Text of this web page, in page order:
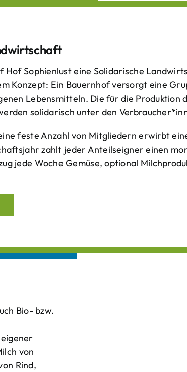
Hof Sophienlust eine Solidarische
Konzept: Ein Bauern­hof versorgt eine
Lebens­mitteln. Die für die Produktion
solidarisch unter den
feste Anzahl von Mitgliedern erwirbt
zahlt jeder Anteilseigner einen
jede Woche Gemüse, optional
Bio- bzw.
von
Rind,